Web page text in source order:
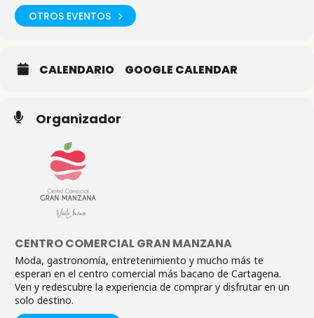
OTROS EVENTOS
CALENDARIO GOOGLE CALENDAR
Organizador
CENTRO COMERCIAL GRAN MANZANA
Moda, gastronomía, entretenimiento y mucho más te
esperan en el centro comercial más bacano de Cartagena.
Ven y redescubre la experiencia de comprar y disfrutar en un
solo destino.